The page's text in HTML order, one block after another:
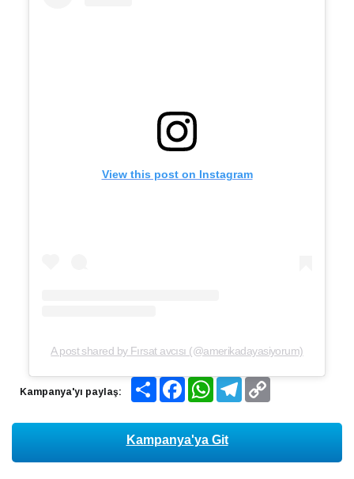
View this post on Instagram
A post shared by Fırsat avcısı (@amerikadayasiyorum)
Kampanya'yı paylaş:
Share FacebookWhatsAppTelegram
Kampanya'ya Git